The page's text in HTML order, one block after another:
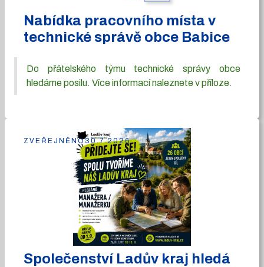
Nabídka pracovního místa v
technické správě obce Babice
Do přátelského týmu technické správy obce
hledáme posilu. Více informací naleznete v příloze.
Společenství Ladův kraj hledá
ZVEŘEJNĚNO30.7.2026